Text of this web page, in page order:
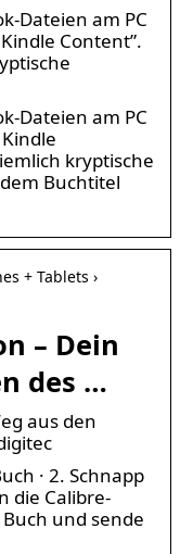
Dateien am PC
Content”.
Dateien am PC
kryptische
Buchtitel
+ Tablets ›
– Dein
des …
aus den
· 2. Schnapp
die Calibre-
und sende